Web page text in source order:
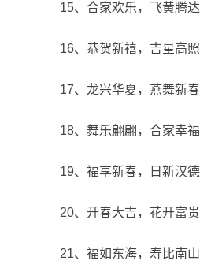
15、合家欢乐，飞黄腾达
16、恭贺新禧，吉星高照
17、龙兴华夏，燕舞新春
18、舞乐翩翩，合家幸福
19、福享新春，日新汉德
20、开春大吉，花开富贵
21、福如东海，寿比南山